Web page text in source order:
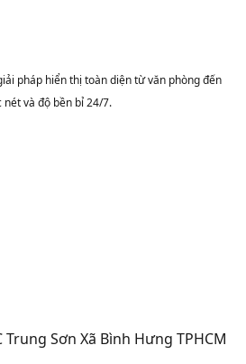
pháp hiển thị toàn diện từ văn phòng đến
nét và độ bền bỉ 24/7.
Sơn Xã Bình Hưng TPHCM